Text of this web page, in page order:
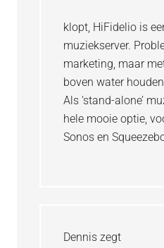
klopt, HiFidelio is
muziekserver.
marketing, maar
boven water
Als ‘stand-alone’
hele mooie optie,
Sonos en
Dennis zegt